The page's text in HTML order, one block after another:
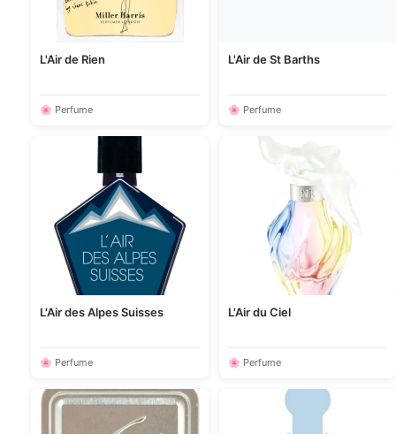
L'Air de Rien
🌸 Perfume
L'Air de St Barths
🌸 Perfume
L'Air des Alpes Suisses
🌸 Perfume
L'Air du Ciel
🌸 Perfume